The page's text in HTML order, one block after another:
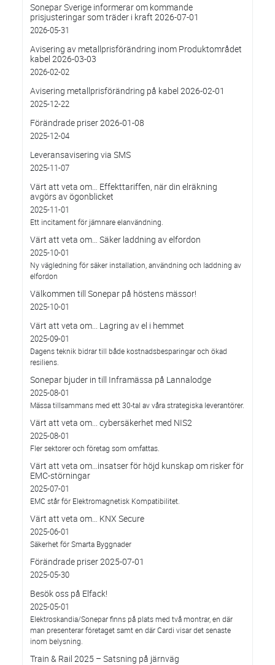
Sonepar Sverige informerar om kommande
prisjusteringar som träder i kraft 2026-07-01
2026-05-31
Avisering av metallprisförändring inom Produktområdet
kabel 2026-03-03
2026-02-02
Avisering metallprisförändring på kabel 2026-02-01
2025-12-22
Förändrade priser 2026-01-08
2025-12-04
Leveransavisering via SMS
2025-11-07
Värt att veta om… Effekttariffen, när din elräkning
avgörs av ögonblicket
2025-11-01
Ett incitament för jämnare elanvändning.
Värt att veta om… Säker laddning av elfordon
2025-10-01
Ny vägledning för säker installation, användning och laddning av
elfordon
Välkommen till Sonepar på höstens mässor!
2025-10-01
Värt att veta om... Lagring av el i hemmet
2025-09-01
Dagens teknik bidrar till både kostnadsbesparingar och ökad
resiliens.
Sonepar bjuder in till Inframässa på Lannalodge
2025-08-01
Mässa tillsammans med ett 30-tal av våra strategiska leverantörer.
Värt att veta om... cybersäkerhet med NIS2
2025-08-01
Fler sektorer och företag som omfattas.
Värt att veta om…insatser för höjd kunskap om risker för
EMC-störningar
2025-07-01
EMC står för Elektromagnetisk Kompatibilitet.
Värt att veta om… KNX Secure
2025-06-01
Säkerhet för Smarta Byggnader
Förändrade priser 2025-07-01
2025-05-30
Besök oss på Elfack!
2025-05-01
Elektroskandia/Sonepar finns på plats med två montrar, en där
man presenterar företaget samt en där Cardi visar det senaste
inom belysning.
Train & Rail 2025 – Satsning på järnväg